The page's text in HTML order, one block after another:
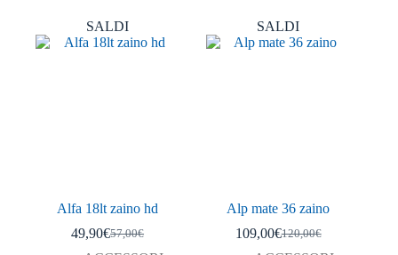
varianti.
Le
varianti.
Le
SALDI
Alfa 18lt zaino hd
57,00€
Il
49,90€Il
SALDI
Alp mate 36 zaino
120,00€
Il
109,00€Il